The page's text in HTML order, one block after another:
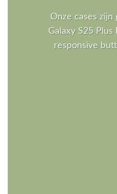
Onze cases
Galaxy S25
responsive